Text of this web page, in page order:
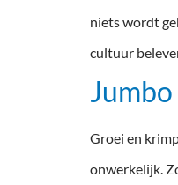
niets wordt
cultuur
Groei en
onwerkelijk.